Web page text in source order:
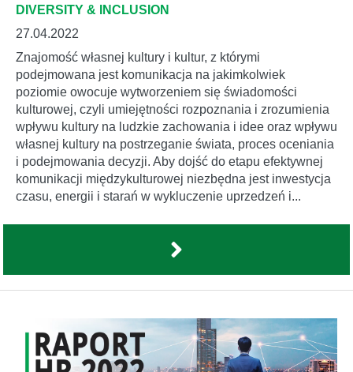
DIVERSITY & INCLUSION
27.04.2022
Znajomość własnej kultury i kultur, z którymi
podejmowana jest komunikacja na jakimkolwiek
poziomie owocuje wytworzeniem się świadomości
kulturowej, czyli umiejętności rozpoznania i zrozumienia
wpływu kultury na ludzkie zachowania i idee oraz wpływu
własnej kultury na postrzeganie świata, proces oceniania
i podejmowania decyzji. Aby dojść do etapu efektywnej
komunikacji międzykulturowej niezbędna jest inwestycja
czasu, energii i starań w wykluczenie uprzedzeń i...